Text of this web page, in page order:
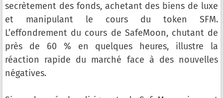
secrètement des fonds, achetant des biens de luxe
et manipulant le cours du token SFM.
L’effondrement du cours de SafeMoon, chutant de
près de 60 % en quelques heures, illustre la
réaction rapide du marché face à des nouvelles
négatives.